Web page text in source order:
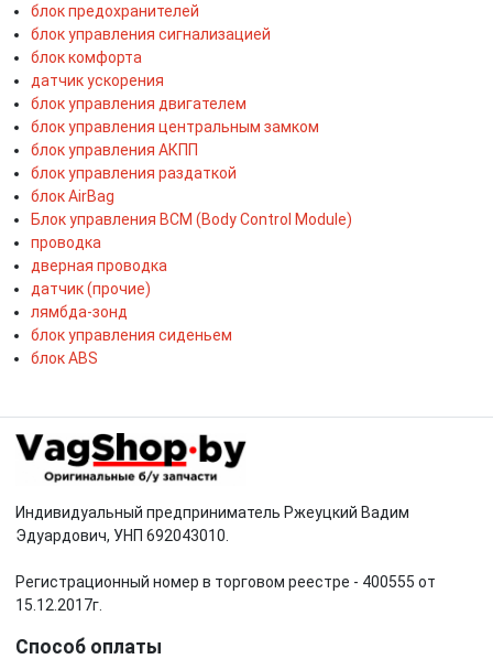
блок предохранителей
блок управления сигнализацией
блок комфорта
датчик ускорения
блок управления двигателем
блок управления центральным замком
блок управления АКПП
блок управления раздаткой
блок AirBag
Блок управления BCM (Body Control Module)
проводка
дверная проводка
датчик (прочие)
лямбда-зонд
блок управления сиденьем
блок ABS
Индивидуальный предприниматель Ржеуцкий Вадим
Эдуардович, УНП 692043010.
Регистрационный номер в торговом реестре - 400555 от
15.12.2017г.
Способ оплаты